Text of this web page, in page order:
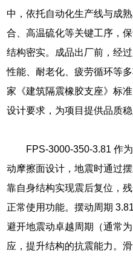
中，依托自动化生产线与成
合、高温硫化等关键工序，
结构密实。成品出厂前，经
性能、耐老化、疲劳循环等
家《建筑隔震橡胶支座》标
设计要求，为项目提供品质
FPS-3000-350-3.81 作
动摩擦面设计，地震时通过
靠自身结构实现震后复位，
正常使用功能。摆动周期
避开地震动卓越周期（通常
应，提升结构的抗震能力。